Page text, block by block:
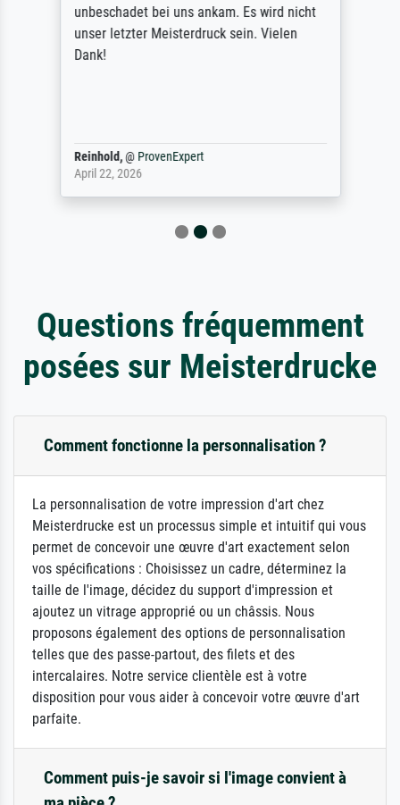
unbeschadet bei uns ankam. Es wird nicht
unser letzter Meisterdruck sein. Vielen
Dank!
Reinhold,@ ProvenExpert
April 22, 2026
Questions fréquemment
posées sur Meisterdrucke
Comment fonctionne la personnalisation ?
La personnalisation de votre impression d'art chez
Meisterdrucke est un processus simple et intuitif qui vous
permet de concevoir une œuvre d'art exactement selon
vos spécifications : Choisissez un cadre, déterminez la
taille de l'image, décidez du support d'impression et
ajoutez un vitrage approprié ou un châssis. Nous
proposons également des options de personnalisation
telles que des passe-partout, des filets et des
intercalaires. Notre service clientèle est à votre
disposition pour vous aider à concevoir votre œuvre d'art
parfaite.
Comment puis-je savoir si l'image convient à